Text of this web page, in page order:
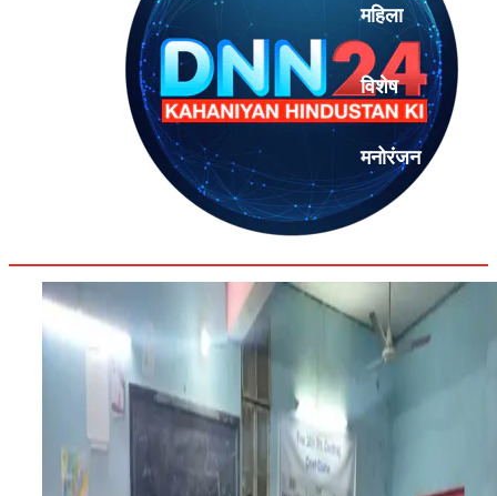
महिला
विशेष
मनोरंजन